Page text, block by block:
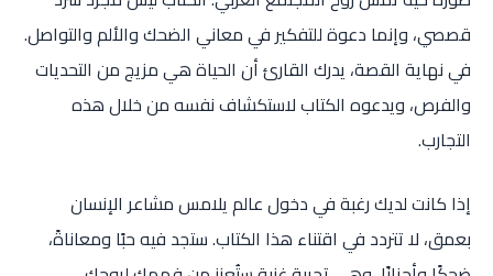
قصصي، وإنما دعوة للتفكير في معاني الضحك والألم والتواصل.
في نهاية القصة، يدرك القارئ أن الحياة هي مزيج من التحديات
والفرص، ويدعوه الكتاب لاستكشاف نفسه من خلال هذه
التجارب.
إذا كانت لديك رغبة في دخول عالم يلامس مشاعر الإنسان
بعمق، لا تتردد في اقتناء هذا الكتاب. ستجد فيه حبًا ومعاناةً،